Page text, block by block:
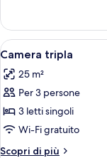
singola
Apri
tutte
le
foto
per
Camera
tripla
6
Camera tripla
25 m²
Per 3 persone
3 letti singoli
Wi-Fi gratuito
Scopri di più
Altri